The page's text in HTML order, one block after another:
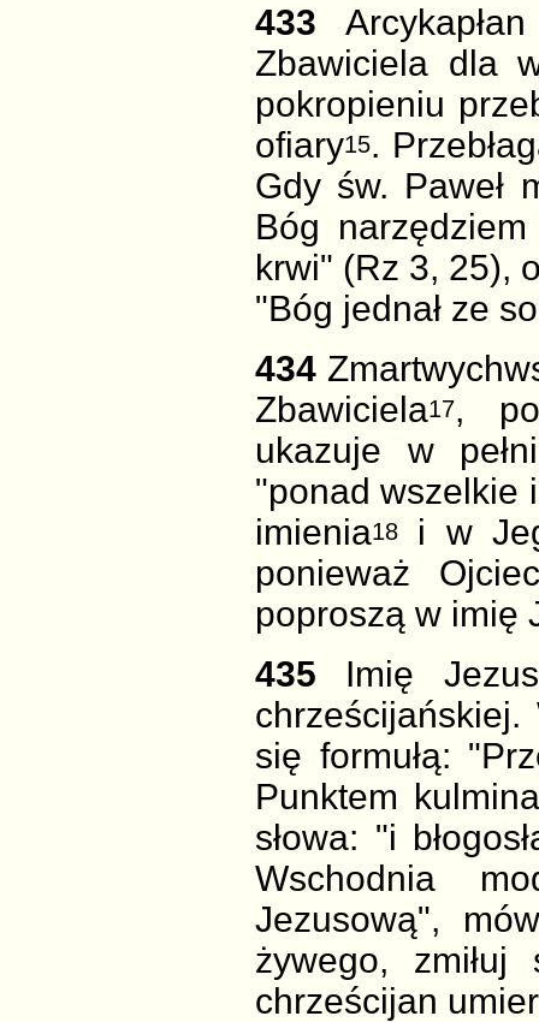
433
Zbawiciela dla
pokropieniu
ofiary15.
Gdy św. Paweł
Bóg
krwi" (Rz 3, 25),
"Bóg jednał ze
434
Zbawiciela17,
ukazuje w
"ponad wszelkie
imienia18
i w
ponieważ
poproszą w imię
435 Imię
się formułą:
Punktem
słowa: "i
Wschodnia
Jezusową",
żywego,
chrześcijan